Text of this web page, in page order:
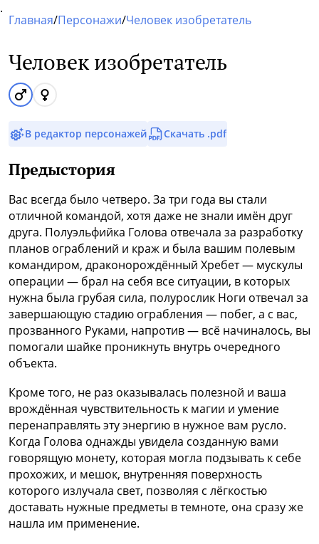
.
Главная/Персонажи/Человек изобретатель
Человек изобретатель
В редактор персонажей Скачать .pdf
Предыстория
Вас всегда было четверо. За три года вы стали
отличной командой, хотя даже не знали имён друг
друга. Полуэльфийка Голова отвечала за разработку
планов ограблений и краж и была вашим полевым
командиром, драконорождённый Хребет — мускулы
операции — брал на себя все ситуации, в которых
нужна была грубая сила, полурослик Ноги отвечал за
завершающую стадию ограбления — побег, а с вас,
прозванного Руками, напротив — всё начиналось, вы
помогали шайке проникнуть внутрь очередного
объекта.
Кроме того, не раз оказывалась полезной и ваша
врождённая чувствительность к магии и умение
перенаправлять эту энергию в нужное вам русло.
Когда Голова однажды увидела созданную вами
говорящую монету, которая могла подзывать к себе
прохожих, и мешок, внутренняя поверхность
которого излучала свет, позволяя с лёгкостью
доставать нужные предметы в темноте, она сразу же
нашла им применение.